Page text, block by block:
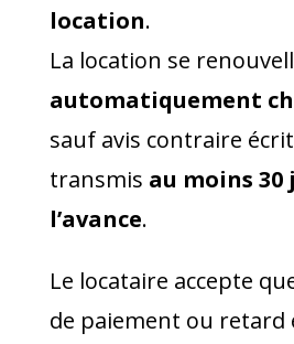
location.
La location se
automatiquement
sauf avis contraire
transmis au moins 30
l’avance.
Le locataire accepte
de paiement ou retard